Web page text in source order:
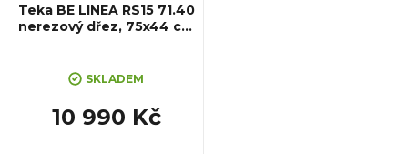
Teka BE LINEA RS15 71.40
nerezový dřez, 75x44 cm
SKLADEM
10 990 Kč